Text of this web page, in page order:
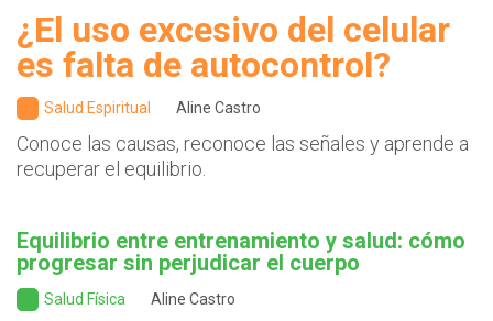
¿El uso excesivo del celular
es falta de autocontrol?
Salud Espiritual Aline Castro
Conoce las causas, reconoce las señales y aprende a
recuperar el equilibrio.
Equilibrio entre entrenamiento y salud: cómo
progresar sin perjudicar el cuerpo
Salud Física Aline Castro